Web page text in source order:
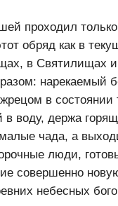
проходил
обряд как в
в Святилищах
нарекаемый
в состоянии
в воду, держа
чада, а
люди,
совершенно